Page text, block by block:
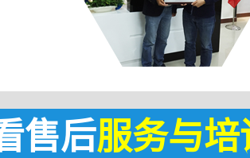
售后服务与培